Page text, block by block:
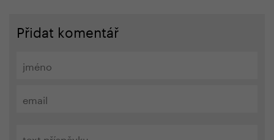
Přidat komentář